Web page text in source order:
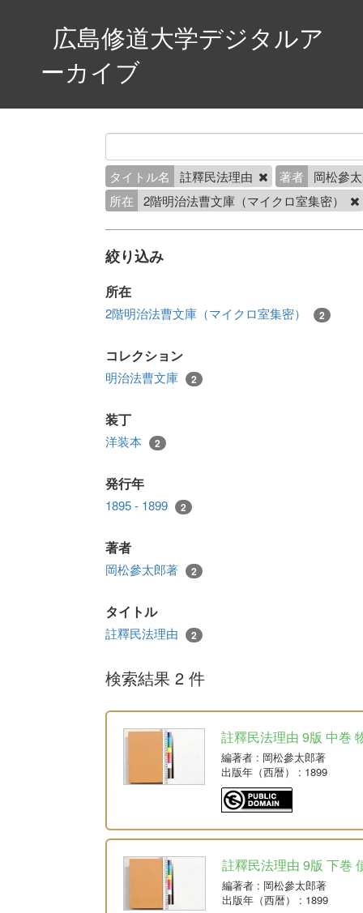
広島修道大学デジタルア
ーカイブ
タイトル名 註釋民法理由 著者
岡松參
所在
2階明治法曹文庫（マイクロ室集密）
絞り込み
所在
2階明治法曹文庫（マイクロ室集密） 2
コレクション
明治法曹文庫 2
装丁
洋装本 2
発行年
1895 - 1899 2
著者
岡松參太郎著 2
タイトル
註釋民法理由 2
検索結果 2 件
註釋民法理由 9版 中巻
編著者 : 岡松參太郎著
出版年（西暦）
: 1899
註釋民法理由 9版 下巻
編著者 : 岡松參太郎著
出版年（西暦）
: 1899